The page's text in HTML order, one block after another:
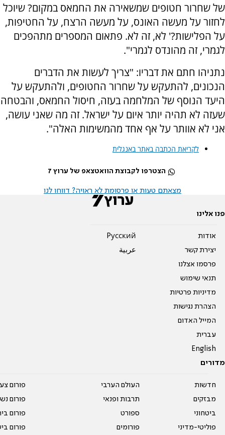
של שחרור חטופים שמשאירה את החמאס במקום? שיוכל
לחזור על מעשה האונס, על מעשה הרצח, על החטיפות,
על הפלישות?' לא, זה לא. פתאום המספרים מתהפכים
לגמרי, זה מהונדס לגמרי".
נתניהו חתם את דבריו: "צריך לעשות את הדברים
הנכונים, להתעקש על שחרור החטופים, ולהתעקש על
היעד הנוסף של המלחמה בעזה, חיסול החמאס, והבטחה
שעזה לא תהיה יותר איום על ישראל. זה מה שאני עושה,
אני לא אוותר על אף אחד מהמשימות האלה".
לקריאת הכתבה באתר באנגלית
הצטרפו לקבוצת הוואטצאפ של ערוץ 7
מצאתם טעות או פרסומת לא ראויה? דווחו לנו
פנו אלינו
אודות
יצירת קשר
פרסמו אצלנו
תנאי שימוש
מדיניות פרטיות
הצהרת נגישות
המייל האדום
עברית
English
Pусский
عربية
מדורים
חדשות
מבזקים
ביטחוני
פוליטי-מדיני
העולם הערבי
תרבות ופנאי
ספורט
פורומים
פורום
פורום
פורום
פורום